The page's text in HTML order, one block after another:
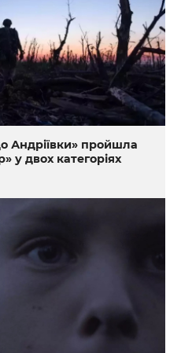
Андріївки» пройшла
у двох категоріях